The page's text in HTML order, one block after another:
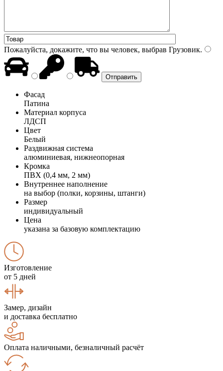
Пожалуйста, докажите, что вы человек, выбрав Грузовик.
Фасад
Патина
Материал корпуса
ЛДСП
Цвет
Белый
Раздвижная система
алюминиевая, нижнеопорная
Кромка
ПВХ (0,4 мм, 2 мм)
Внутреннее наполнение
на выбор (полки, корзины, штанги)
Размер
индивидуальный
Цена
указана за базовую комплектацию
Изготовление
от 5 дней
Замер, дизайн
и доставка бесплатно
Оплата наличными, безналичный расчёт